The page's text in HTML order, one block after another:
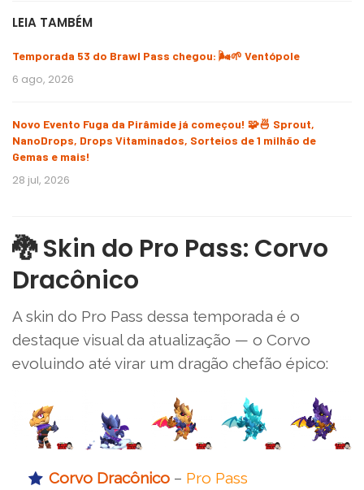
LEIA TAMBÉM
Temporada 53 do Brawl Pass chegou: 🌬️🌱 Ventópole
6 ago, 2026
Novo Evento Fuga da Pirâmide já começou! 🧩🍜 Sprout,
NanoDrops, Drops Vitaminados, Sorteios de 1 milhão de
Gemas e mais!
28 jul, 2026
🐉 Skin do Pro Pass: Corvo
Dracônico
A skin do Pro Pass dessa temporada é o
destaque visual da atualização — o Corvo
evoluindo até virar um dragão chefão épico:
Corvo Dracônico – Pro Pass